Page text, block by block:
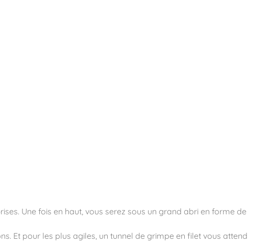
Une fois en haut, vous serez sous un grand abri en forme de
Et pour les plus agiles, un tunnel de grimpe en filet vous attend